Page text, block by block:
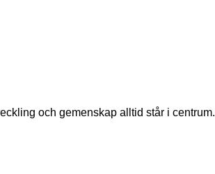
och gemenskap alltid står i centrum.